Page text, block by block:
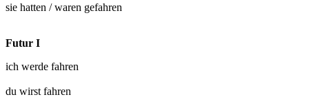
sie hatten / waren gefahren
Futur I
ich werde fahren
du wirst fahren